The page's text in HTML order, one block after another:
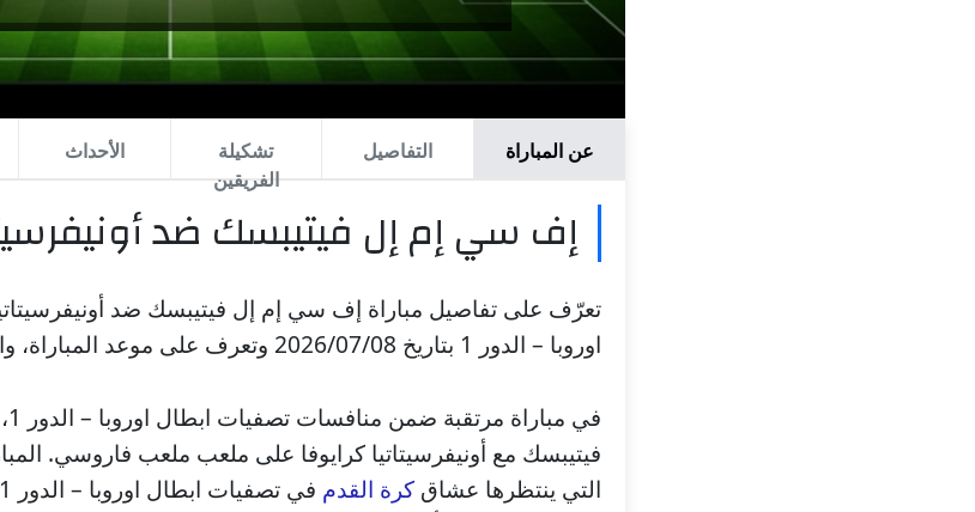
عن المباراة التفاصيل
تشكيلة
الفريقين
الأحداث
إف سي إم إل فيتيبسك ضد
تعرّف على تفاصيل مباراة إف سي إم إل فيتيبسك ضد
اوروبا – الدور 1 بتاريخ 2026/07/08 وتعرف على موعد المباراة، والملعب، والقنوات الناقلة.
فيتيبسك مع أونيفرسيتاتيا كرايوفا على ملعب ملعب فاروسي.
التي ينتظرها عشاق كرة القدم